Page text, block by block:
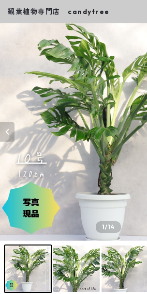
観葉植物専門店 candytree
1/14